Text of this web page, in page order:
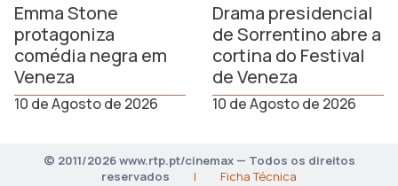
Emma Stone
protagoniza
comédia negra em
Veneza
10 de Agosto de 2026
Drama presidencial
de Sorrentino abre a
cortina do Festival
de Veneza
10 de Agosto de 2026
© 2011/2026 www.rtp.pt/cinemax — Todos os direitos
reservados
| Ficha Técnica